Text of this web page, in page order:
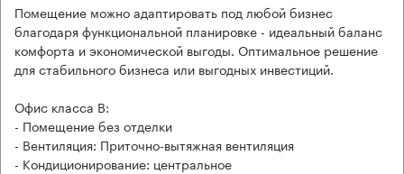
Помещение можно адаптировать под любой бизнес
благодаря функциональной планировке - идеальный баланс
комфорта и экономической выгоды. Оптимальное решение
для стабильного бизнеса или выгодных инвестиций.
Офис класса B:
- Помещение без отделки
- Вентиляция: Приточно-вытяжная вентиляция
- Кондиционирование: центральное